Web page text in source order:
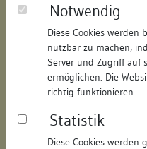
Notwendig
Diese Cookies werden
nutzbar zu machen,
Server und Zugriff auf
ermöglichen. Die
richtig funktionieren.
Statistik
Diese Cookies werden
205328727816/
Datenbestand:
Objektdaten